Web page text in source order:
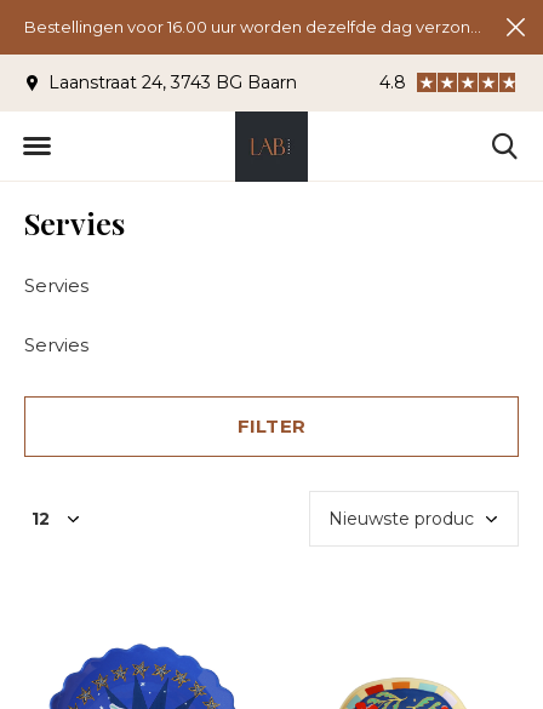
Laanstraat 24, 3743 BG Baarn Gratis verzending
4.8
Servies
Servies
Servies
FILTER